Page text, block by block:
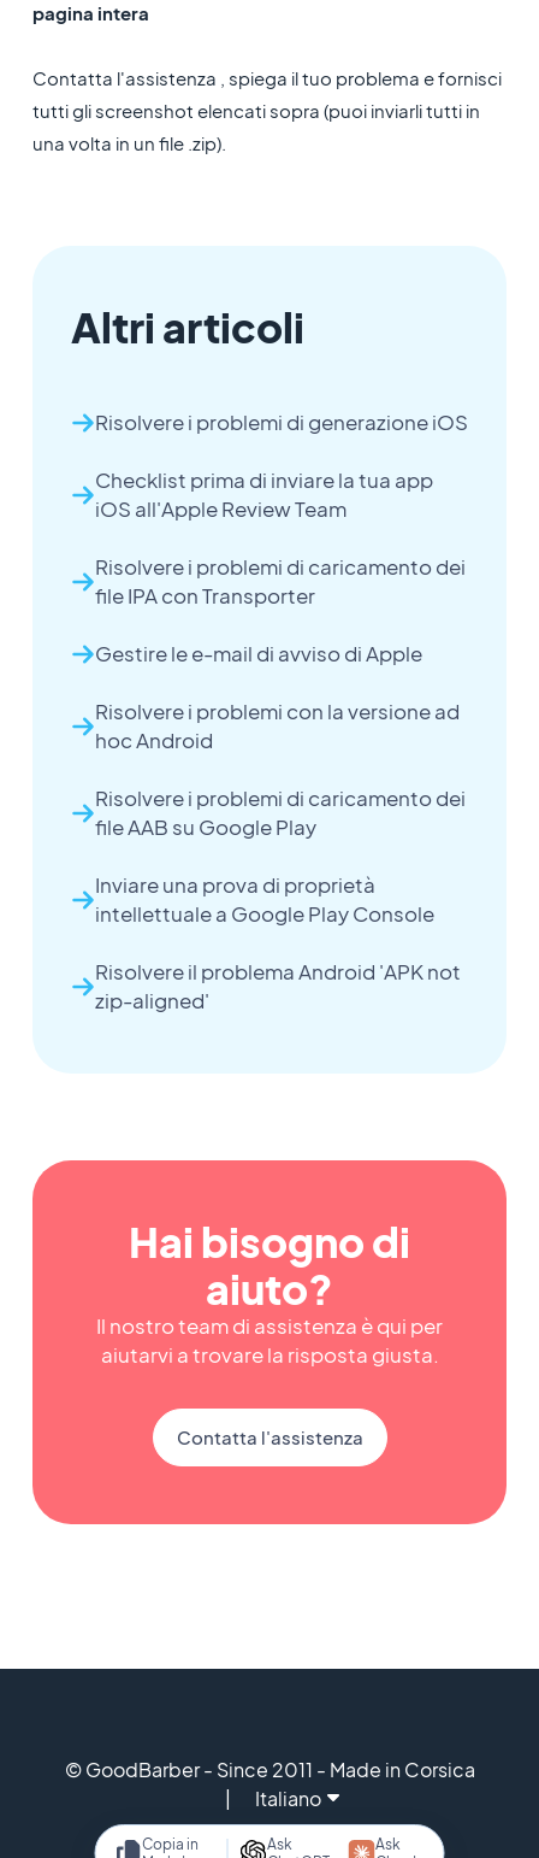
Copia in
Ask
Ask
pagina intera
Contatta l'assistenza , spiega il tuo problema e fornisci
tutti gli screenshot elencati sopra (puoi inviarli tutti in
una volta in un file .zip).
Altri articoli
Risolvere i problemi di generazione iOS
Checklist prima di inviare la tua app
iOS all'Apple Review Team
Risolvere i problemi di caricamento dei
file IPA con Transporter
Gestire le e-mail di avviso di Apple
Risolvere i problemi con la versione ad
hoc Android
Risolvere i problemi di caricamento dei
file AAB su Google Play
Inviare una prova di proprietà
intellettuale a Google Play Console
Risolvere il problema Android 'APK not
zip-aligned'
Hai bisogno di
aiuto?
Il nostro team di assistenza è qui per
aiutarvi a trovare la risposta giusta.
Contatta l'assistenza
© GoodBarber - Since 2011 - Made in Corsica
Italiano